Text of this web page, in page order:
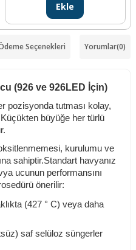
Ekle
Seçenekleri Yorumlar(0)
(926 ve 926LED İçin)
pozisyonda tutması kolay,
büyüğe her türlü
kurulumu ve
sahiptir.Standart havyanız
ucunun performansını
önerilir:
(427 ° C) veya daha
saf selüloz süngerler